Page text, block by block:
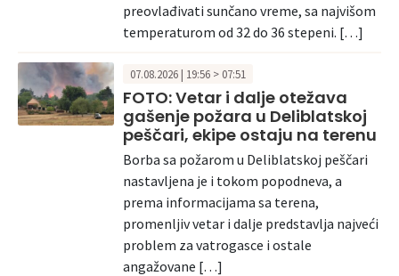
preovlađivati sunčano vreme, sa najvišom
temperaturom od 32 do 36 stepeni. […]
07.08.2026 | 19:56 > 07:51
FOTO: Vetar i dalje otežava
gašenje požara u Deliblatskoj
peščari, ekipe ostaju na terenu
Borba sa požarom u Deliblatskoj peščari
nastavljena je i tokom popodneva, a
prema informacijama sa terena,
promenljiv vetar i dalje predstavlja najveći
problem za vatrogasce i ostale
angažovane […]